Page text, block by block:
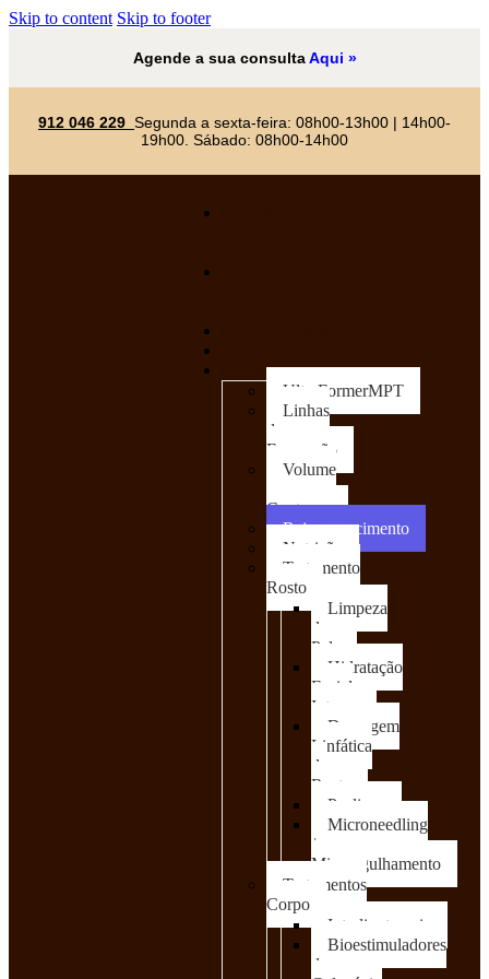
Skip to content Skip to footer
Agende a sua consultaAqui »
912 046 229 Segunda a sexta-feira: 08h00-13h00 | 14h00-
19h00. Sábado: 08h00-14h00
Serviços
UltraFormerMPT
Linhas
de
Expressão
Volume
Contorno
Rejuvenescimento
Nutrição
Tratamento
Rosto
Limpeza
de
Pele
Hidratação
Facial
Intensa
Drenagem
Linfática
de
Rosto
Peelings
Microneedling
/
Microagulhamento
Tratamentos
Corpo
Intralipoterapia
Bioestimuladores
de